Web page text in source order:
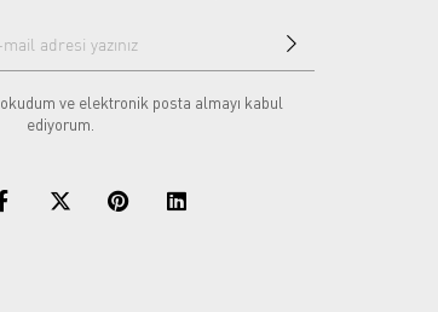
okudum ve elektronik posta almayı kabul
ediyorum.